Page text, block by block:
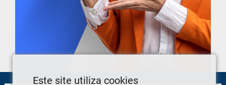
Este site utiliza cookies